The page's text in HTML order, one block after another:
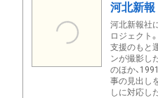
河北新
河北新報社
ロジェクト
支援のもと
ンが撮影し
のほか、
事の見出し
しに対応し